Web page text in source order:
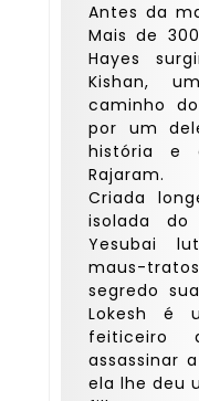
Antes da
Mais de
Hayes
Kishan,
caminho
por um
história e
Rajaram.
Criada
isolada
Yesubai
maus-
segredo
Lokesh é
feiticeiro
assassinar
ela lhe deu